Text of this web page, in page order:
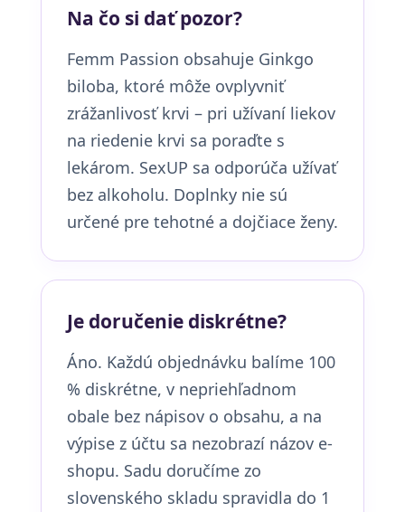
Na čo si dať pozor?
Femm Passion obsahuje Ginkgo
biloba, ktoré môže ovplyvniť
zrážanlivosť krvi – pri užívaní liekov
na riedenie krvi sa poraďte s
lekárom. SexUP sa odporúča užívať
bez alkoholu. Doplnky nie sú
určené pre tehotné a dojčiace ženy.
Je doručenie diskrétne?
Áno. Každú objednávku balíme 100
% diskrétne, v nepriehľadnom
obale bez nápisov o obsahu, a na
výpise z účtu sa nezobrazí názov e-
shopu. Sadu doručíme zo
slovenského skladu spravidla do 1